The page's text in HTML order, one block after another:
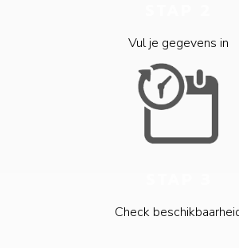
Vul je gegevens in
Check